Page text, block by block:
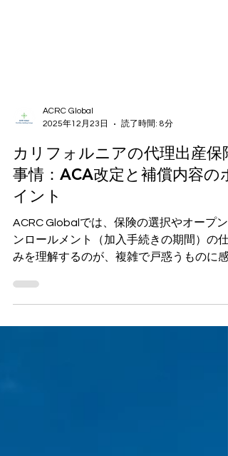
読了時間: 8分
カリフォルニアの代理出産保険
事情：ACA改定と補償内容のポ
イント
ACRC Globalでは、保険の選択やオープン
ンロールメント（加入手続きの期間）の仕
みを理解するのが、複雑で戸惑うものに感
安心して進められるよう、常に寄り添いな